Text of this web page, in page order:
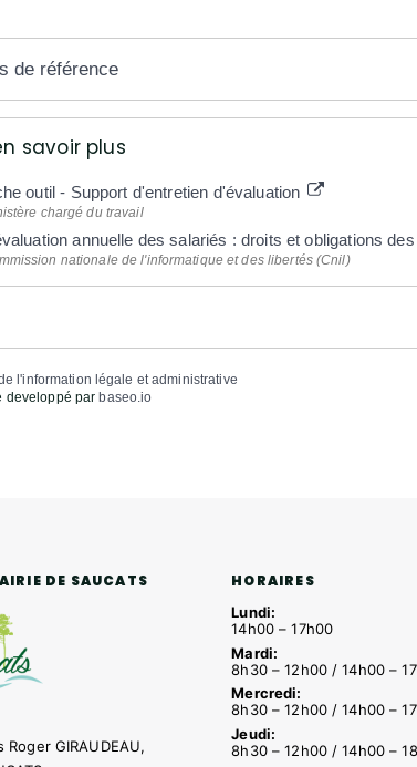
de référence
savoir plus
outil - Support d'entretien d'évaluation
chargé du travail
annuelle des salariés : droits et obligations
nationale de l'informatique et des libertés (Cnil)
l'information légale et administrative
developpé parbaseo.io
DE SAUCATS
GIRAUDEAU,
HORAIRES
Lundi:
14h00 – 17h00
Mardi:
8h30 – 12h00 / 14h00 –
Mercredi:
8h30 – 12h00 / 14h00 –
Jeudi:
8h30 – 12h00 / 14h00 –